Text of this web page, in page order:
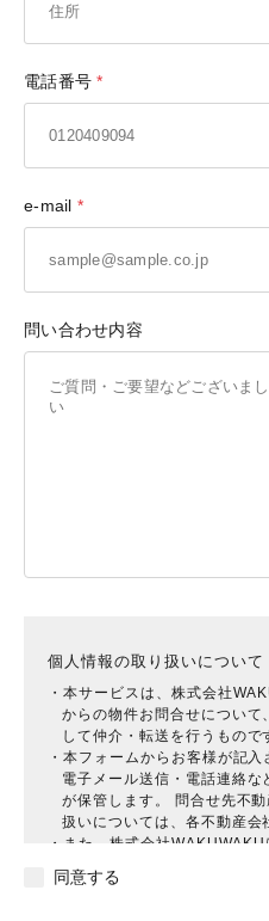
電話番号
e-mail
問い合わせ内容
個人情報の取り扱いについて
・本サービスは、株式会社
からの物件お問合せについ
して仲介・転送を行うもので
・本フォームからお客様が記
電子メール送信・電話連絡
が保管します。 問合せ先不
扱いについては、各不動産会
・また、株式会社
う、お問合せ物件の検索に用
同意する